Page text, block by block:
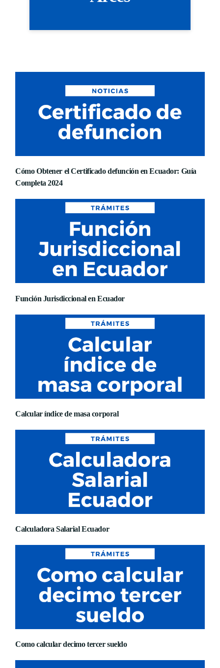
Cómo Obtener el Certificado defunción en Ecuador: Guía
Completa 2024
Función Jurisdiccional en Ecuador
Calcular índice de masa corporal
Calculadora Salarial Ecuador
Como calcular decimo tercer sueldo